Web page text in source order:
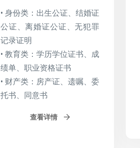
• 身份类：出生公证、结婚证
公证、离婚证公证、无犯罪
记录证明
• 教育类：学历学位证书、成
绩单、职业资格证书
• 财产类：房产证、遗嘱、委
托书、同意书
查看详情